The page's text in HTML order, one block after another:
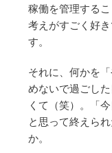
稼働を管理する
考えがすごく好
す。
それに、何かを
めないで過ごし
くて（笑）。「
と思って終えら
か。